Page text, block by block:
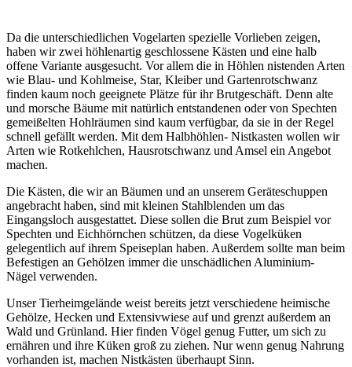
Da die unterschiedlichen Vogelarten spezielle Vorlieben zeigen,
haben wir zwei höhlenartig geschlossene Kästen und eine halb
offene Variante ausgesucht. Vor allem die in Höhlen nistenden Arten
wie Blau- und Kohlmeise, Star, Kleiber und Gartenrotschwanz
finden kaum noch geeignete Plätze für ihr Brutgeschäft. Denn alte
und morsche Bäume mit natürlich entstandenen oder von Spechten
gemeißelten Hohlräumen sind kaum verfügbar, da sie in der Regel
schnell gefällt werden. Mit dem Halbhöhlen- Nistkasten wollen wir
Arten wie Rotkehlchen, Hausrotschwanz und Amsel ein Angebot
machen.
Die Kästen, die wir an Bäumen und an unserem Geräteschuppen
angebracht haben, sind mit kleinen Stahlblenden um das
Eingangsloch ausgestattet. Diese sollen die Brut zum Beispiel vor
Spechten und Eichhörnchen schützen, da diese Vogelküken
gelegentlich auf ihrem Speiseplan haben. Außerdem sollte man beim
Befestigen an Gehölzen immer die unschädlichen Aluminium-
Nägel verwenden.
Unser Tierheimgelände weist bereits jetzt verschiedene heimische
Gehölze, Hecken und Extensivwiese auf und grenzt außerdem an
Wald und Grünland. Hier finden Vögel genug Futter, um sich zu
ernähren und ihre Küken groß zu ziehen. Nur wenn genug Nahrung
vorhanden ist, machen Nistkästen überhaupt Sinn.